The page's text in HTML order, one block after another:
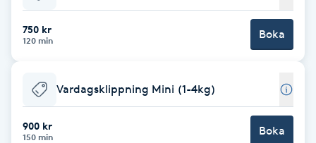
BIAB
Blowout
Bottenfärg
750 kr
120 min Boka
Vardagsklippning Mini (1-4kg)
900 kr
150 min Boka